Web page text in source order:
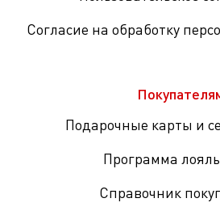
Согласие на обработку
Подарочные карты и
Программа
Справочник